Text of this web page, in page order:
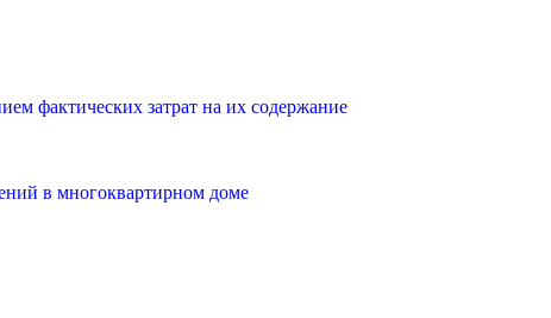
фактических затрат на их содержание
в многоквартирном доме